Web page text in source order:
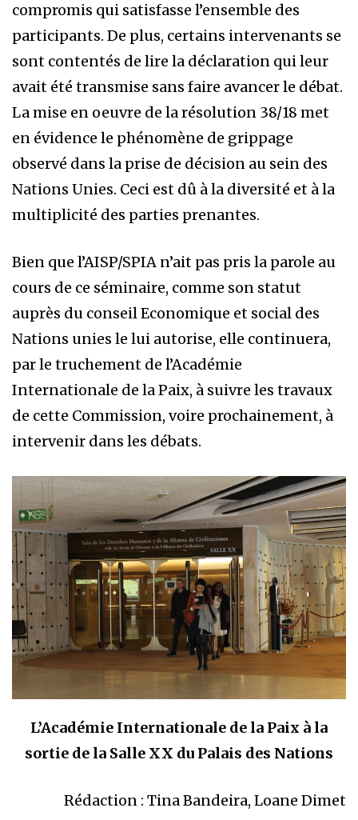
compromis qui satisfasse l’ensemble des
participants. De plus, certains intervenants se
sont contentés de lire la déclaration qui leur
avait été transmise sans faire avancer le débat.
La mise en oeuvre de la résolution 38/18 met
en évidence le phénomène de grippage
observé dans la prise de décision au sein des
Nations Unies. Ceci est dû à la diversité et à la
multiplicité des parties prenantes.
Bien que l’AISP/SPIA n’ait pas pris la parole au
cours de ce séminaire, comme son statut
auprès du conseil Economique et social des
Nations unies le lui autorise, elle continuera,
par le truchement de l’Académie
Internationale de la Paix, à suivre les travaux
de cette Commission, voire prochainement, à
intervenir dans les débats.
L’Académie Internationale de la Paix à la
sortie de la Salle XX du Palais des Nations
Rédaction : Tina Bandeira, Loane Dimet